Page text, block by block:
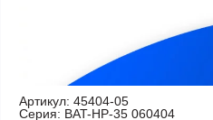
Артикул: 45404-05
Серия: BAT-HP-35 060404